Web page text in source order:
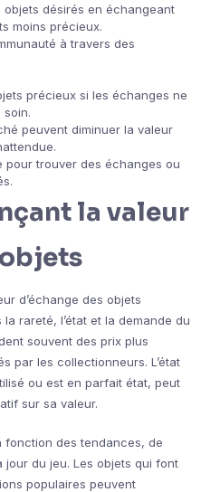
désirés en échangeant
moins précieux.
à travers des
précieux si les échanges ne
peuvent diminuer la valeur
pour trouver des échanges ou
la valeur
d’échange des objets
rareté, l’état et la demande du
souvent des prix plus
par les collectionneurs. L’état
ou est en parfait état, peut
sur sa valeur.
fonction des tendances, de
jour du jeu. Les objets qui font
populaires peuvent